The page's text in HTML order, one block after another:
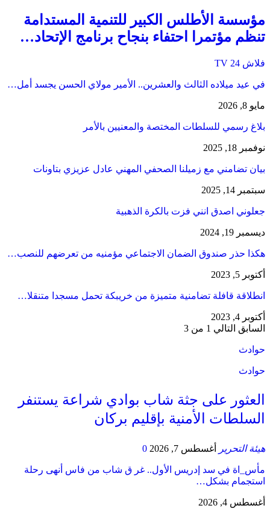
مؤسسة الأطلس الكبير للتنمية المستدامة
تنظم مؤتمرا احتفاء بنجاح برنامج الإتحاد…
فلاش 24 TV
في عيد ميلاده الثالث والعشرين.. الأمير مولاي الحسن يجسد أمل…
مايو 8, 2026
بلاغ رسمي للسلطات المختصة والمعنيين بالأمر
نوفمبر 18, 2025
بيان تضامني مع زميلنا الصحفي المهني عادل عزيزي بتاونات
سبتمبر 14, 2025
جعلوني اصدق انني فزت بالكرة الذهبية
ديسمبر 19, 2024
هكذا حذر صندوق الضمان الاجتماعي مؤمنيه من تعرضهم للنصب…
أكتوبر 5, 2023
انطلاقة قافلة تضامنية متميزة من خريبكة تحمل مسجدا متنقلا…
أكتوبر 4, 2023
السابق التالي 1 من 3
حوادث
حوادث
العثور على جثة شاب بوادي شراعة يستنفر
السلطات الأمنية بإقليم بركان
هيئة التحرير أغسطس 7, 2026 0
مأس_اة في سد إدريس الأول.. غر ق شاب من فاس أنهى رحلة
استجمام بشكل…
أغسطس 4, 2026